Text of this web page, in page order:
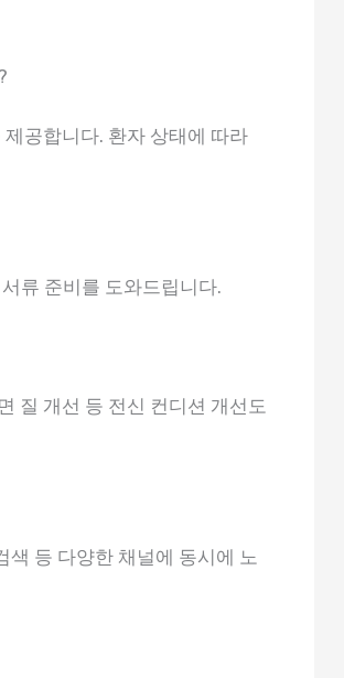
공합니다. 환자 상태에 따라
류 준비를 도와드립니다.
질 개선 등 전신 컨디션 개선도
색 등 다양한 채널에 동시에 노